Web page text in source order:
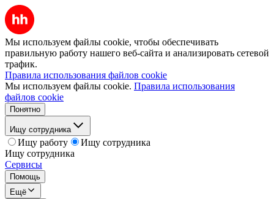
Мы используем файлы cookie, чтобы обеспечивать
правильную работу нашего веб-сайта и анализировать сетевой
трафик.
Правила использования файлов cookie
Мы используем файлы cookie. Правила использования
файлов cookie
Понятно
Ищу сотрудника
Ищу работу
Ищу сотрудника
Ищу сотрудника
Сервисы
Помощь
Ещё